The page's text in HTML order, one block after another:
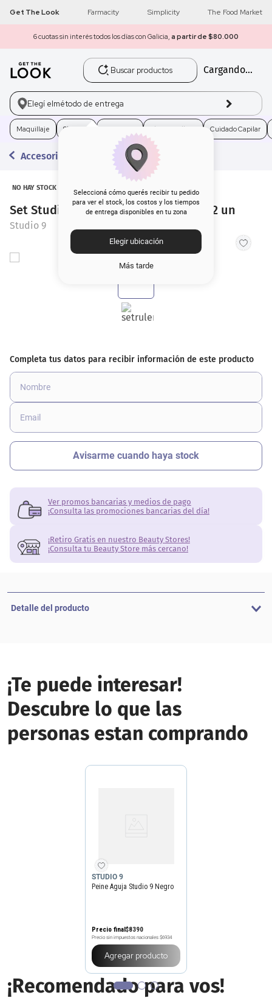
Get The Look Farmacity Simplicity The Food Market
6 cuotas sin interés todos los días con Galicia, a partir de $80.000
Buscar productos
Cargando...
Elegí elmétodo de entrega
Seleccioná cómo querés recibir tu pedido
para ver el stock, los costos y los tiempos
de entrega disponibles en tu zona
Elegir ubicación
Más tarde
Maquillaje Skincare Electro Belleza Cuidado Capilar
Accesorios
NO HAY STOCK
Set Studio 9 Ruleros de Esponjas x 12 un
Studio 9
Ver promos bancarias y medios de pago
¡Consulta las promociones bancarias del día!
¡Retiro Gratis en nuestro Beauty Stores!
¡Consulta tu Beauty Store más cercano!
Detalle del producto
¡Te puede interesar!
Descubre lo que las
personas estan comprando
STUDIO 9
Peine Aguja Studio 9 Negro
Precio final$8390
Precio sin impuestos nacionales $6934
Agregar producto
¡Recomendado para vos!
1 get the look
2 máscara pestañas
loreal
4. brochas
5. corrector
6. rubor